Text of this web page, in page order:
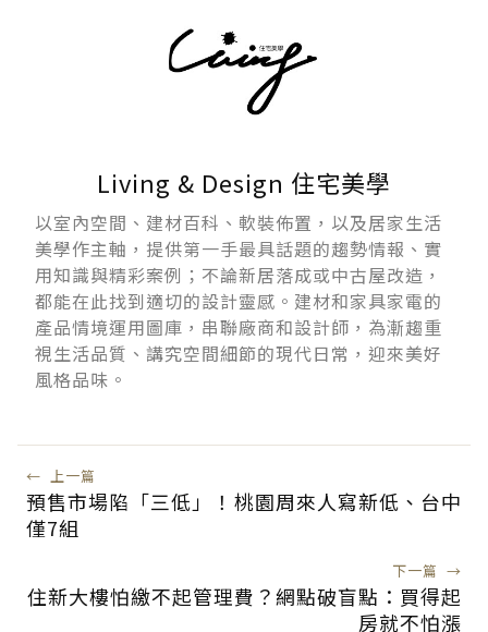
Living & Design 住宅美學
以室內空間、建材百科、軟裝佈置，以及居家生活
美學作主軸，提供第一手最具話題的趨勢情報、實
用知識與精彩案例；不論新居落成或中古屋改造，
都能在此找到適切的設計靈感。建材和家具家電的
產品情境運用圖庫，串聯廠商和設計師，為漸趨重
視生活品質、講究空間細節的現代日常，迎來美好
風格品味。
← 上一篇
預售市場陷「三低」！桃園周來人寫新低、台中
僅7組
下一篇 →
住新大樓怕繳不起管理費？網點破盲點：買得起
房就不怕漲